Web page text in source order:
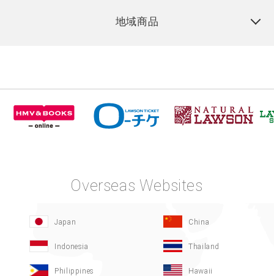
地域商品
Overseas Websites
Japan China
Indonesia Thailand
Philippines Hawaii